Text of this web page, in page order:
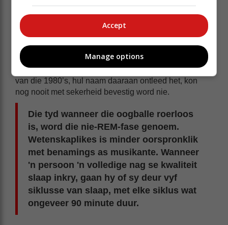
Die slaapfase waartydens die oogballe vinnige
bewegings onder die ooglede uitvoer, word die REM-
fase genoem, die afkorting vir die Engelse Rapid Eye
Movement. Die teorie dat R.E.M., die Indie Rock-groep
van die 1980’s, hul naam daaraan ontleed het, kon
nog nooit met sekerheid bevestig word nie.
Die tyd wanneer die oogballe roerloos
is, word die nie-REM-fase genoem.
Wetenskaplikes is minder oorspronklik
met benamings as musikante. Wanneer
'n persoon 'n volledige nag se kwaliteit
slaap inkry, gaan hy of sy deur vyf
siklusse van slaap, met elke siklus wat
ongeveer 90 minute duur.
Accept
Manage options